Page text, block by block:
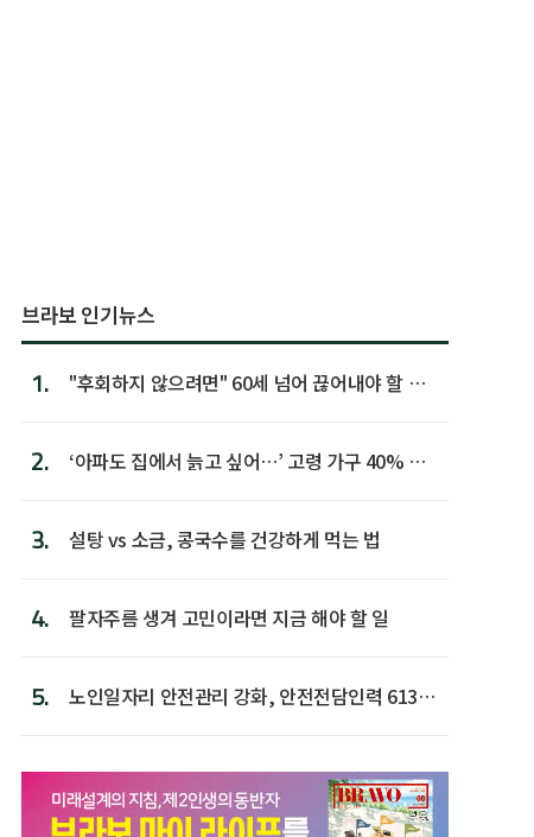
브라보 인기뉴스
1.
"후회하지 않으려면" 60세 넘어 끊어내야 할 사
2.
‘아파도 집에서 늙고 싶어…’ 고령 가구 40% 노
3. 설탕 vs 소금, 콩국수를 건강하게 먹는 법
4. 팔자주름 생겨 고민이라면 지금 해야 할 일
5.
노인일자리 안전관리 강화, 안전전담인력 613명